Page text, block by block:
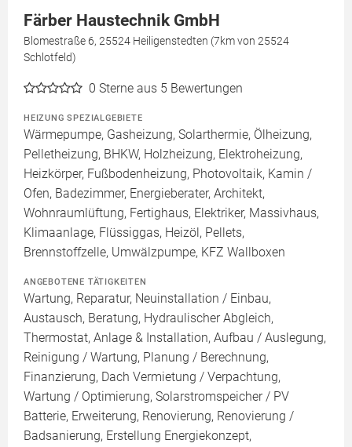
Färber Haustechnik GmbH
Blomestraße 6, 25524 Heiligenstedten (7km von 25524
Schlotfeld)
0 Sterne aus 5 Bewertungen
HEIZUNG SPEZIALGEBIETE
Wärmepumpe, Gasheizung, Solarthermie, Ölheizung,
Pelletheizung, BHKW, Holzheizung, Elektroheizung,
Heizkörper, Fußbodenheizung, Photovoltaik, Kamin /
Ofen, Badezimmer, Energieberater, Architekt,
Wohnraumlüftung, Fertighaus, Elektriker, Massivhaus,
Klimaanlage, Flüssiggas, Heizöl, Pellets,
Brennstoffzelle, Umwälzpumpe, KFZ Wallboxen
ANGEBOTENE TÄTIGKEITEN
Wartung, Reparatur, Neuinstallation / Einbau,
Austausch, Beratung, Hydraulischer Abgleich,
Thermostat, Anlage & Installation, Aufbau / Auslegung,
Reinigung / Wartung, Planung / Berechnung,
Finanzierung, Dach Vermietung / Verpachtung,
Wartung / Optimierung, Solarstromspeicher / PV
Batterie, Erweiterung, Renovierung, Renovierung /
Badsanierung, Erstellung Energiekonzept,